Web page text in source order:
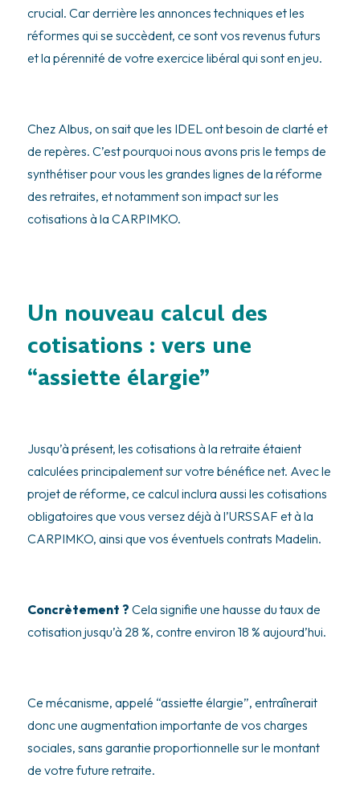
crucial. Car derrière les annonces techniques et les
réformes qui se succèdent, ce sont vos revenus futurs
et la pérennité de votre exercice libéral qui sont en jeu.
Chez Albus, on sait que les IDEL ont besoin de clarté et
de repères. C’est pourquoi nous avons pris le temps de
synthétiser pour vous les grandes lignes de la réforme
des retraites, et notamment son impact sur les
cotisations à la CARPIMKO.
Un nouveau calcul des
cotisations : vers une
“assiette élargie”
Jusqu’à présent, les cotisations à la retraite étaient
calculées principalement sur votre bénéfice net. Avec le
projet de réforme, ce calcul inclura aussi les cotisations
obligatoires que vous versez déjà à l’URSSAF et à la
CARPIMKO, ainsi que vos éventuels contrats Madelin.
Concrètement ? Cela signifie une hausse du taux de
cotisation jusqu’à 28 %, contre environ 18 % aujourd’hui.
Ce mécanisme, appelé “assiette élargie”, entraînerait
donc une augmentation importante de vos charges
sociales, sans garantie proportionnelle sur le montant
de votre future retraite.